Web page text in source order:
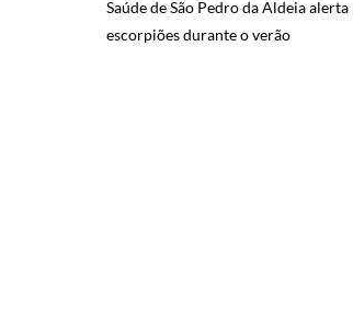
Saúde de São Pedro da Aldeia
escorpiões durante o verão